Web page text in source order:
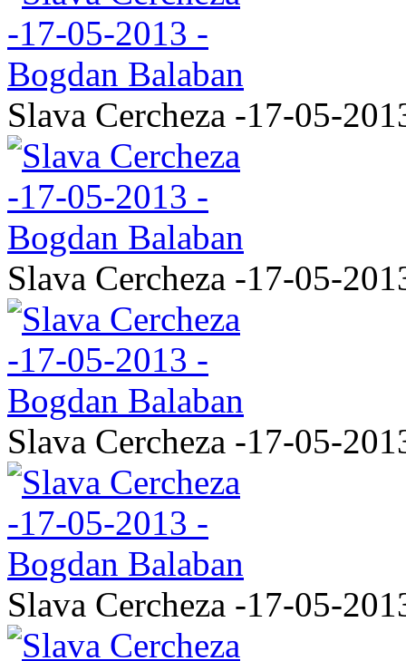
Slava Cercheza -17-05-
Slava Cercheza -17-05-
Slava Cercheza -17-05-
Slava Cercheza -17-05-